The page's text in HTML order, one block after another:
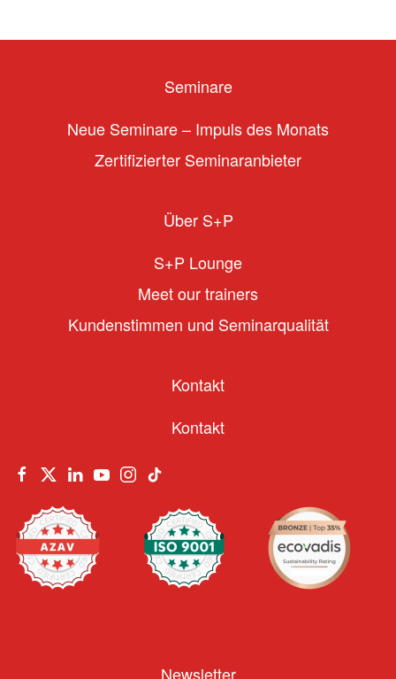
Seminare
Neue Seminare – Impuls des Monats
Zertifizierter Seminaranbieter
Über S+P
S+P Lounge
Meet our trainers
Kundenstimmen und Seminarqualität
Kontakt
Kontakt
Newsletter